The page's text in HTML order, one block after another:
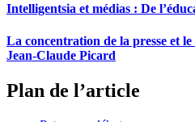
Intelligentsia et médias : De
La concentration de la presse et
Jean-Claude Picard
Plan de l’article